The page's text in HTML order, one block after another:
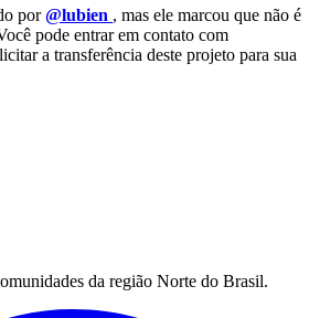
por@lubien , mas ele marcou que não é
pode entrar em contato com
a transferência deste projeto para sua
da região Norte do Brasil.